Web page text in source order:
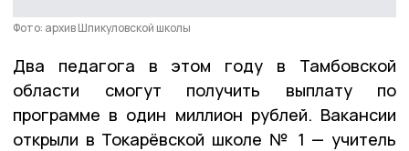
Фото: архив Шпикуловской школы
Два педагога в этом году в Тамбовской
области смогут получить выплату по
программе в один миллион рублей. Вакансии
открыли в Токарёвской школе № 1 — учитель